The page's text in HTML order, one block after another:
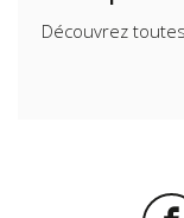
Découvrez